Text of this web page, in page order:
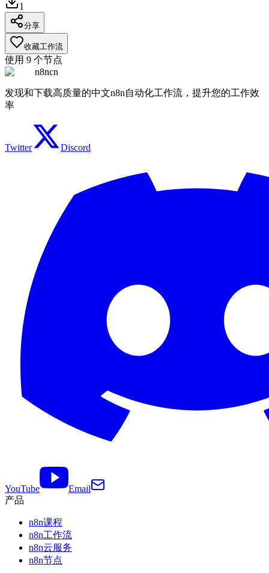
1
分享
收藏工作流
使用 9 个节点
n8ncn
发现和下载高质量的中文n8n自动化工作流，提升您的工作效
率
Twitter Discord
YouTube
Email
产品
n8n课程
n8n工作流
n8n云服务
n8n节点